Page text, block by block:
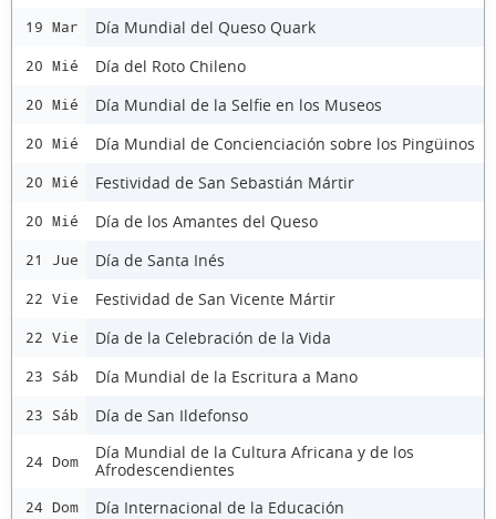
19 Mar Día Mundial del Queso Quark
20 Mié Día del Roto Chileno
20 Mié Día Mundial de la Selfie en los Museos
20 Mié Día Mundial de Concienciación sobre los Pingüinos
20 Mié Festividad de San Sebastián Mártir
20 Mié Día de los Amantes del Queso
21 Jue Día de Santa Inés
22 Vie Festividad de San Vicente Mártir
22 Vie Día de la Celebración de la Vida
23 Sáb Día Mundial de la Escritura a Mano
23 Sáb Día de San Ildefonso
24 Dom
Día Mundial de la Cultura Africana y de los
Afrodescendientes
24 Dom Día Internacional de la Educación